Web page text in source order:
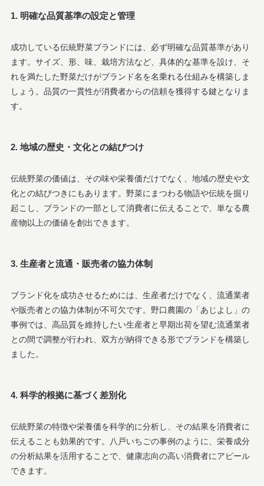
1. 明確な品質基準の設定と管理
成功している伝統野菜ブランドには、必ず明確な品質基準があり
ます。サイズ、形、味、栽培方法など、具体的な基準を設け、そ
れを満たした野菜だけがブランド名を名乗れる仕組みを構築しま
しょう。品質の一貫性が消費者からの信頼を獲得する鍵となりま
す。
2. 地域の歴史・文化との結びつけ
伝統野菜の価値は、その味や栄養価だけでなく、地域の歴史や文
化との結びつきにもあります。野菜にまつわる物語や伝統を掘り
起こし、ブランドの一部として消費者に伝えることで、単なる農
産物以上の価値を創出できます。
3. 生産者と流通・販売者の協力体制
ブランド化を成功させるためには、生産者だけでなく、流通業者
や販売者との協力体制が不可欠です。野口農園の「あじよし」の
事例では、高品質を維持したい生産者と早期出荷を望む流通業者
との間で調整が行われ、双方が納得できる形でブランドを構築し
ました。
4. 科学的根拠に基づく差別化
伝統野菜の特徴や栄養価を科学的に分析し、その結果を消費者に
伝えることも効果的です。八戸いちごの事例のように、栄養成分
の分析結果を活用することで、健康志向の高い消費者にアピール
できます。